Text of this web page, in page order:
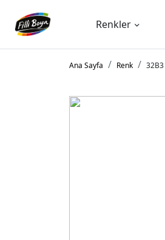
Renkler
Ana Sayfa Renk 32B3